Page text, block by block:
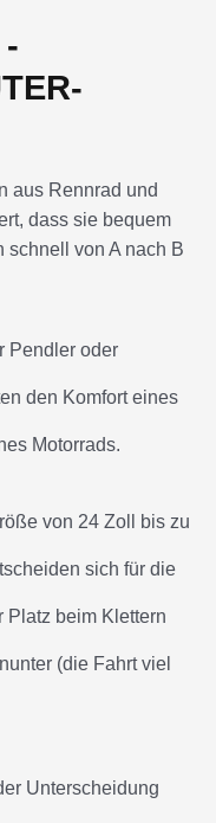
aus Rennrad und
dass sie bequem
schnell von A nach B
Pendler oder
den Komfort eines
Motorrads.
von 24 Zoll bis zu
sich für die
Platz beim Klettern
(die Fahrt viel
Unterscheidung